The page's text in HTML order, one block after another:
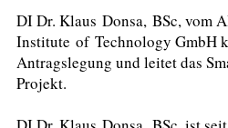
DI Dr. Klaus Donsa, BSc, vom
Institute of Technology GmbH
Antragslegung und leitet das
Projekt.